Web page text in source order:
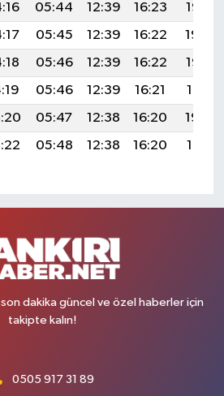
05:44 12:39 16:23
19:25
05:45 12:39 16:22
19:24
05:46 12:39 16:22
19:22
05:46 12:39 16:21
19:21
05:47 12:38 16:20
19:20
05:48 12:38 16:20 19:18
son dakika güncel ve özel haberler için
takipte kalın!
0505 917 31 89